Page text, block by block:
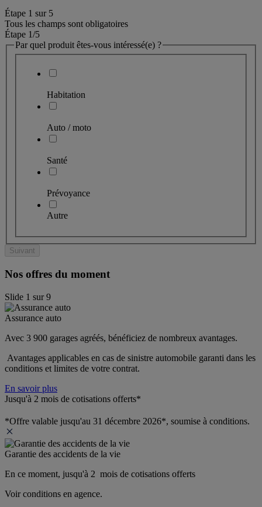
Étape 1 sur 5
Tous les champs sont obligatoires
Étape 1/5
Par quel produit êtes-vous intéressé(e) ?
Habitation
Auto / moto
Santé
Prévoyance
Autre
Suivant
Nos offres du moment
Slide 1 sur9
Assurance auto
Avec 3 900 garages agréés, bénéficiez de nombreux avantages.
Avantages applicables en cas de sinistre automobile garanti dans les
conditions et limites de votre contrat.
En savoir plus
Jusqu'à 2 mois de cotisations offerts*
*Offre valable jusqu'au 31 décembre 2026*, soumise à conditions.
Garantie des accidents de la vie
En ce moment, jusqu'à 2  mois de cotisations offerts
Voir conditions en agence.